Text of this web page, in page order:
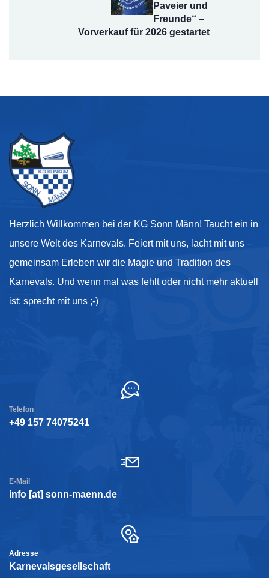
Paveier und
Freunde“ –
Vorverkauf für 2026 gestartet
Herzlich Willkommen bei der KG Sonn Männ! Taucht ein in
unsere Welt des Karnevals. Feiert mit uns, lacht mit uns –
gemeinsam Erleben wir die Magie und Tradition des
Karnevals. Und wenn mal was fehlt oder nicht mehr aktuell
ist: sprecht mit uns ;-)
Telefon
+49 157 74075241
E-Mail
info [at] sonn-maenn.de
Adresse
Karnevalsgesellschaft